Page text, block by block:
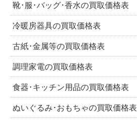
靴･服･バッグ･香水の買取価格表
冷暖房器具の買取価格表
古紙･金属等の買取価格表
調理家電の買取価格表
食器･キッチン用品の買取価格表
ぬいぐるみ･おもちゃの買取価格表